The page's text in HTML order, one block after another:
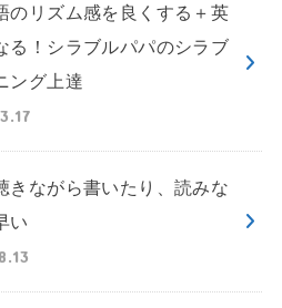
のリズム感を良くする＋英
る！シラブルパパのシラブ
ング上達
きながら書いたり、読みな
い